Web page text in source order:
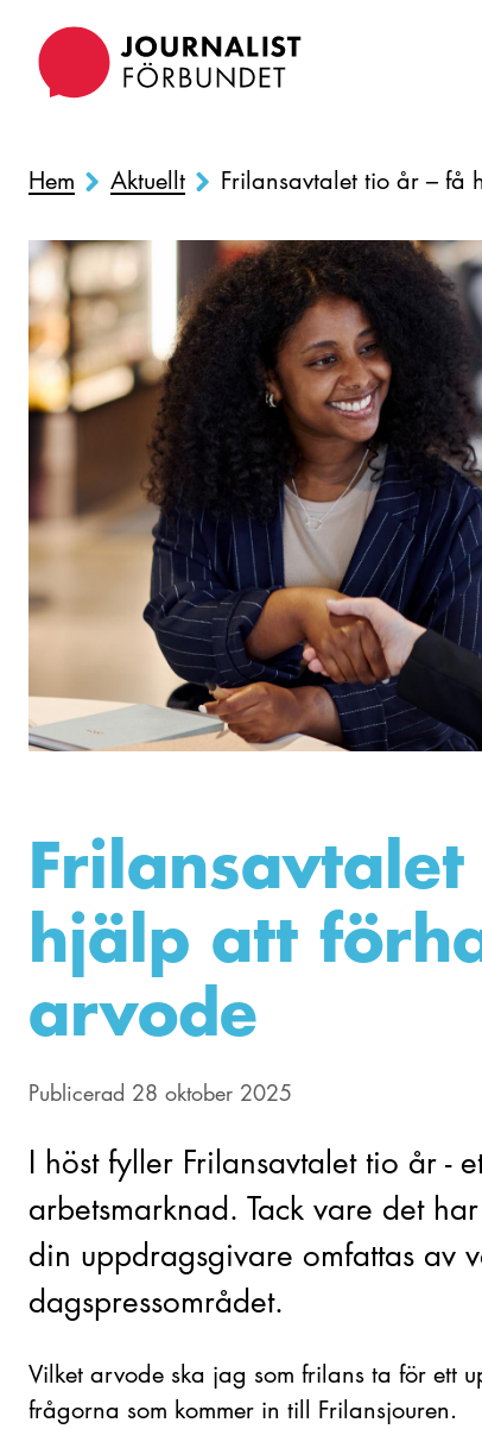
huvudinnehåll
Hem Aktuellt Frilansavtalet tio år –
hjälp att
arvode
Publicerad 28 oktober 2025
I höst fyller Frilansavtalet tio år -
arbetsmarknad. Tack vare det
din uppdragsgivare omfattas av
dagspressområdet.
Vilket arvode ska jag som frilans ta för ett
frågorna som kommer in till Frilansjouren.